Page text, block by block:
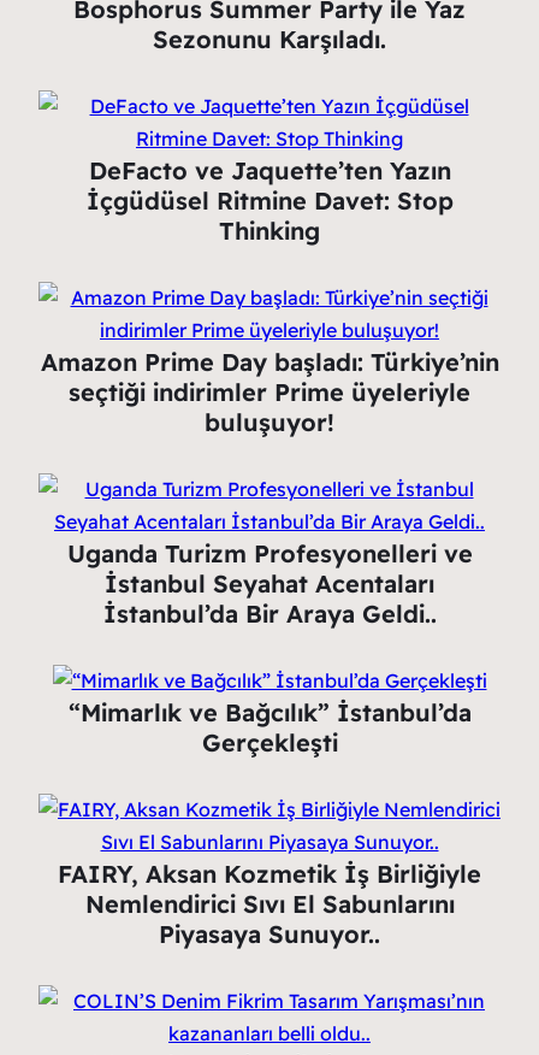
Bosphorus Summer Party ile Yaz
Sezonunu Karşıladı.
DeFacto ve Jaquette’ten Yazın
İçgüdüsel Ritmine Davet: Stop
Thinking
Amazon Prime Day başladı: Türkiye’nin
seçtiği indirimler Prime üyeleriyle
buluşuyor!
Uganda Turizm Profesyonelleri ve
İstanbul Seyahat Acentaları
İstanbul’da Bir Araya Geldi..
“Mimarlık ve Bağcılık” İstanbul’da
Gerçekleşti
FAIRY, Aksan Kozmetik İş Birliğiyle
Nemlendirici Sıvı El Sabunlarını
Piyasaya Sunuyor..